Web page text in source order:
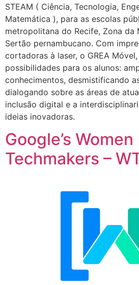
STEAM ( Ciência, Tecnologia,
Matemática ), para as escolas
metropolitana do Recife, Zona da
Sertão pernambucano. Com
cortadoras à laser, o GREA
possibilidades para os alunos:
conhecimentos, desmistificando
dialogando sobre as áreas de
inclusão digital e a
ideias inovadoras.
Google’s Women
Techmakers –